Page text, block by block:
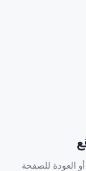
العودة للصفحة